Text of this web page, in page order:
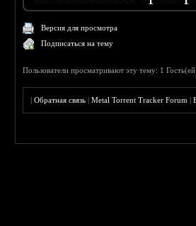
Версия для просмотра
Подписаться на тему
Пользователи просматривают эту тему: 1
|Обратная связь |Metal Torrent Tracker Forum |